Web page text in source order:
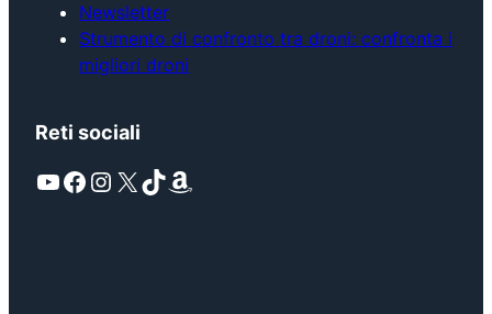
Newsletter
Strumento di confronto tra droni: confronta i
migliori droni
Reti sociali
YouTube Facebook Instagram X TikTok Amazon